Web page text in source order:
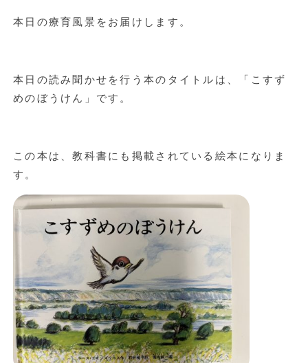
本日の療育風景をお届けします。
本日の読み聞かせを行う本のタイトルは、「こすず
めのぼうけん」です。
この本は、教科書にも掲載されている絵本になりま
す。